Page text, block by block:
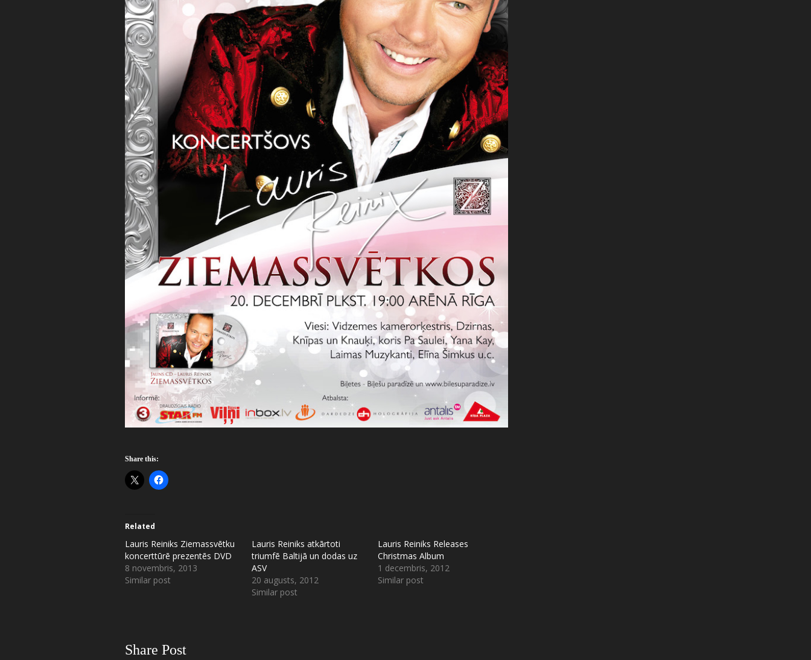
Share this:
Related
Lauris Reiniks Ziemassvētku
koncerttūrē prezentēs DVD
8 novembris, 2013
Similar post
Lauris Reiniks atkārtoti
triumfē Baltijā un dodas uz
ASV
20 augusts, 2012
Similar post
Lauris Reiniks Releases
Christmas Album
1 decembris, 2012
Similar post
Share Post